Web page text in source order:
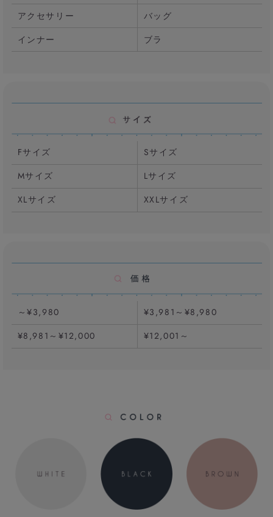
アクセサリー
バッグ
インナー
ブラ
Fサイズ
Sサイズ
Mサイズ
Lサイズ
XLサイズ
XXLサイズ
～¥3,980
¥3,981～¥8,980
¥8,981～¥12,000
¥12,001～